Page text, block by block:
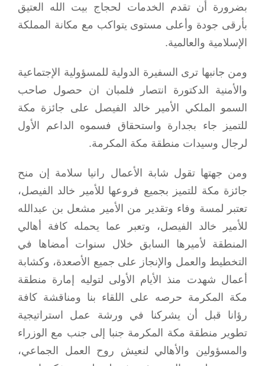
بضرورة أن تقدم الخدمات لحجاج بيت الله العتيق
بأرقى جودة وأعلى مستوى يتواكب مع مكانة المملكة
الإسلامية والعالمية.
ومن جانبها ترى السفيرة الدولية للمسؤولية الإجتماعية
والأمنية الدكتورة انتصار فلمبان ان حصول صاحب
السمو الملكي الأمير خالد الفيصل على جائزة مكة
للتميز جاء بجدارة واستحقاق فسموه الداعم الأول
لرجال وسيدات منطقة مكة المكرمة.
ومن جهتها تقول شابة الأعمال رانيا سلامة إن منح
جائزة مكة للتميز بجميع فروعها للأمير خالد الفيصل،
تعتبر لمسة وفاء وتقدير من الأمير مشعل بن عبدالله
للأمير خالد الفيصل، وتعبر عما يحمله كافة أهالي
المنطقة لأميرها السابق خلال سنوات أمضاها في
التخطيط والعمل والإنجاز على جميع الأصعدة، وكشابة
أعمال شهدت منذ الأيام الأولى لتوليه إمارة منطقة
مكة المكرمة حرصه على اللقاء بنا ومناقشة كافة
رؤانا قبل أن يشركنا في ورشة عمل استراتيجية
تطوير منطقة مكة المكرمة جنبا إلى جنب مع الوزراء
والمسؤولين والأهالي لنعيش روح العمل الجماعي،